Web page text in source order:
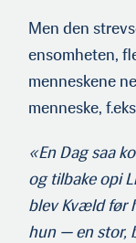
Men den
ensomheten,
menneskene
menneske,
«En Dag saa
og tilbake opi
blev Kvæld før
hun — en stor,